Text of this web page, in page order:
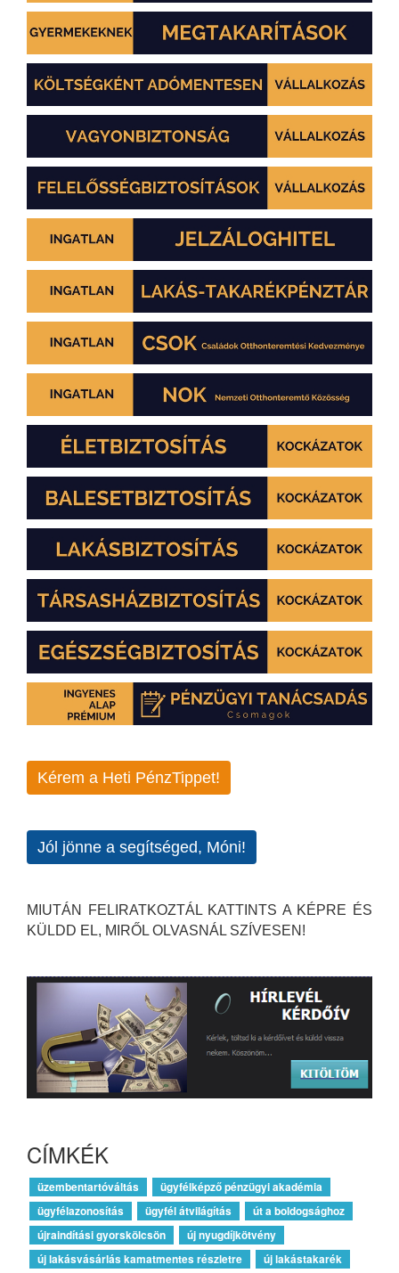
Kérem a Heti PénzTippet!
Jól jönne a segítséged, Móni!
MIUTÁN FELIRATKOZTÁL KATTINTS A KÉPRE ÉS
KÜLDD EL, MIRŐL OLVASNÁL SZÍVESEN!
CÍMKÉK
üzembentartóváltás
ügyfélképző pénzügyi akadémia
ügyfélazonosítás
ügyfél átvilágítás
út a boldogsághoz
újraindítási gyorskölcsön
új nyugdíjkötvény
új lakásvásárlás kamatmentes részletre
új lakástakarék